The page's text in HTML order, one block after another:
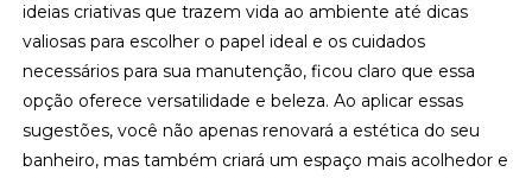
ideias criativas que trazem vida ao ambiente até dicas
valiosas para escolher o papel ideal e os cuidados
necessários para sua manutenção, ficou claro que essa
opção oferece versatilidade e beleza. Ao aplicar essas
sugestões, você não apenas renovará a estética do seu
banheiro, mas também criará um espaço mais acolhedor e